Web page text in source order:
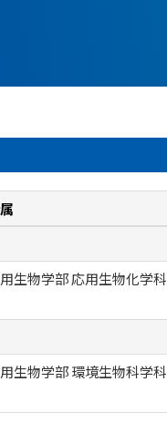
生物学部 応用生物化学科
生物学部 環境生物科学科